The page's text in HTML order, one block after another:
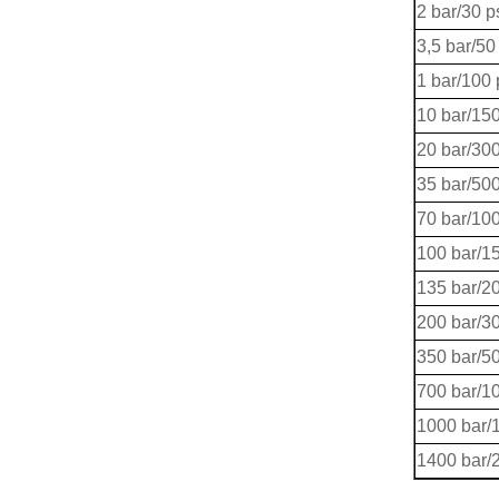
2 bar/30
3,5 bar/
1 bar/100
10 bar/
20 bar/
35 bar/
70 bar/
100 bar/
135 bar/
200 bar/
350 bar/
700 bar/
1000 bar/
1400 bar/